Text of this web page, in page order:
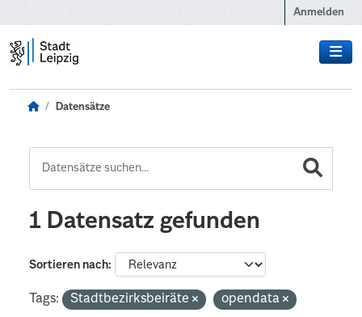
Anmelden
Datensätze
1 Datensatz gefunden
Sortieren nach
Tags: Stadtbezirksbeiräte opendata